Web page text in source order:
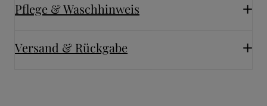
Pflege & Waschhinweis
Versand & Rückgabe